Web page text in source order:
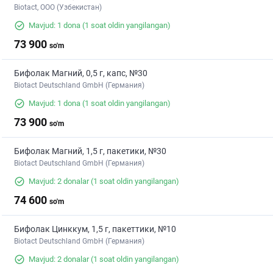
Biotact, ООО (Узбекистан)
Mavjud: 1 dona (1 soat oldin yangilangan)
73 900 so'm
Бифолак Магний, 0,5 г, капс, №30
Biotact Deutschland GmbH (Германия)
Mavjud: 1 dona (1 soat oldin yangilangan)
73 900 so'm
Бифолак Магний, 1,5 г, пакетики, №30
Biotact Deutschland GmbH (Германия)
Mavjud: 2 donalar(1 soat oldin yangilangan)
74 600 so'm
Бифолак Цинккум, 1,5 г, пакеттики, №10
Biotact Deutschland GmbH (Германия)
Mavjud: 2 donalar(1 soat oldin yangilangan)